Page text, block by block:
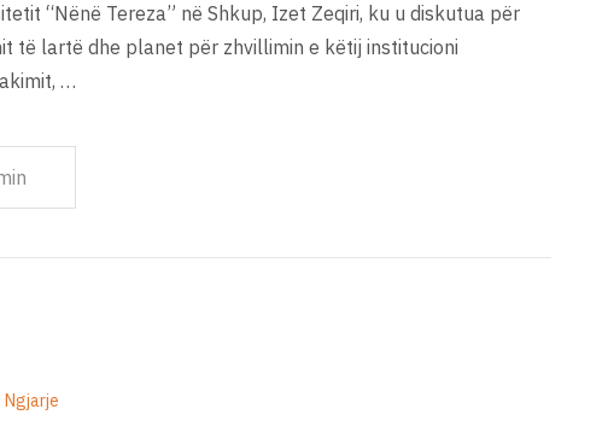
“Nënë Tereza” në Shkup, Izet Zeqiri, ku u diskutua për
të lartë dhe planet për zhvillimin e këtij institucioni
…
Ngjarje